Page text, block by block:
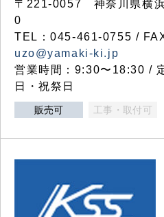
〒221-0057 神奈川県横
0
TEL：045-461-0755 /
uzo@yamaki-ki.jp
営業時間：9:30〜18:30 /
日・祝祭日
販売可 工事・取付可